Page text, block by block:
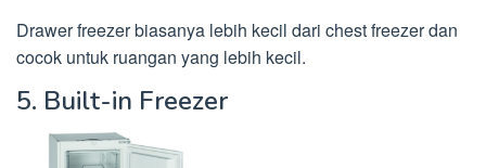
Drawer freezer biasanya lebih kecil dari chest freezer dan
cocok untuk ruangan yang lebih kecil.
5. Built-in Freezer